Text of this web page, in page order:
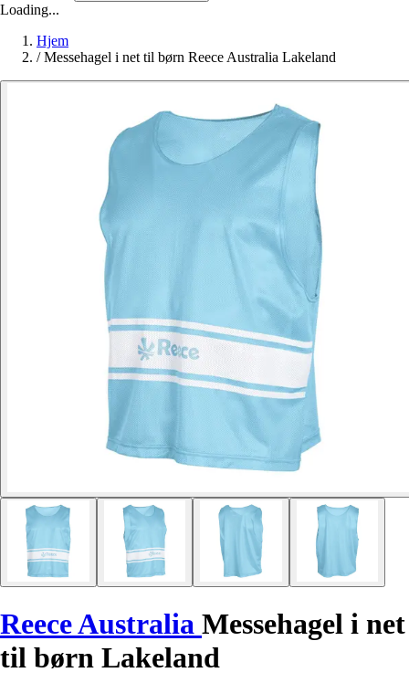
Loading...
Hjem
/ Messehagel i net til børn Reece Australia Lakeland
Reece Australia Messehagel i net
til børn Lakeland